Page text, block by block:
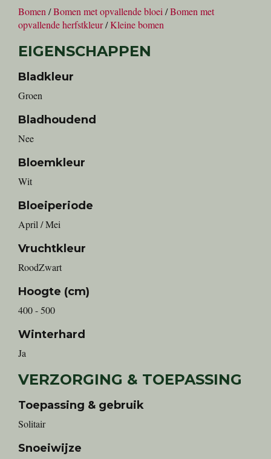
Bomen /Bomen met opvallende bloei /Bomen met
opvallende herfstkleur/Kleine bomen
EIGENSCHAPPEN
Bladkleur
Groen
Bladhoudend
Nee
Bloemkleur
Wit
Bloeiperiode
April / Mei
Vruchtkleur
RoodZwart
Hoogte (cm)
400 - 500
Winterhard
Ja
VERZORGING & TOEPASSING
Toepassing & gebruik
Solitair
Snoeiwijze